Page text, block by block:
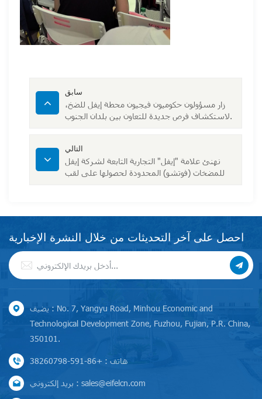
سابق
زار مسؤولون حكوميون فيجيون محطة إيفل للضخ،
لاستكشاف فرص جديدة للتعاون بين بلدان الجنوب.
التالي
نهنئ علامة "إيفل" التجارية التابعة لشركة إيفل
للمضخات (فوتشو) المحدودة لحصولها على لقب
احصل على آخر التحديثات من خلال النشرة الإخبارية
يضيف : No. 7, Yangyu Road, Minhou Economic and
Technological Development Zone, Fuzhou, Fujian, P.R. China,
350101.
هاتف : +86-591-38260798
بريد إلكتروني : sales@eifelcn.com